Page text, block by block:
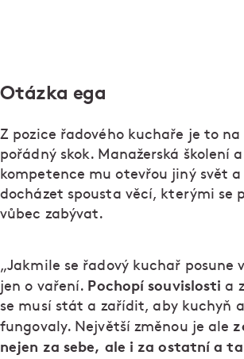
Otázka ega
Z pozice řadového kuchaře je to
pořádný skok. Manažerská školení
kompetence mu otevřou jiný svět a
docházet spousta věcí, kterými se
vůbec zabývat.
„Jakmile se řadový kuchař posune
jen o vaření. Pochopí souvislosti a
se musí stát a zařídit, aby kuchyň
fungovaly. Největší změnou je ale
nejen za sebe, ale i za ostatní a